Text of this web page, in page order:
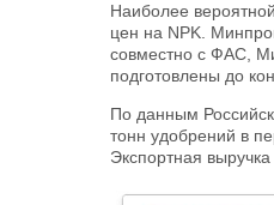
Наиболее
цен на NPK.
совместно с ФАС,
подготовлены до
По данным
тонн удобрений в
Экспортная